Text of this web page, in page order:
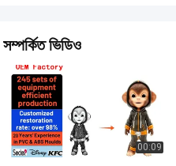
সম্পর্কিত ভিডিও
00:09